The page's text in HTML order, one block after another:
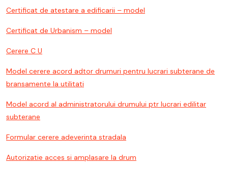
Certificat de atestare a edificarii – model
Certificat de Urbanism – model
Cerere C U
Model cerere acord adtor drumuri pentru lucrari subterane de
bransamente la utilitati
Model acord al administratorului drumului ptr lucrari edilitar
subterane
Formular cerere adeverinta stradala
Autorizatie acces si amplasare la drum